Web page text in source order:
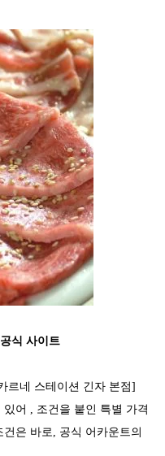
식 사이트
르네 스테이션 긴자 본점]
어 , 조건을 붙인 특별 가격
은 바로, 공식 어카운트의